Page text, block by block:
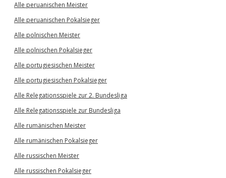
Alle peruanischen Meister
Alle peruanischen Pokalsieger
Alle polnischen Meister
Alle polnischen Pokalsieger
Alle portugiesischen Meister
Alle portugiesischen Pokalsieger
Alle Relegationsspiele zur 2. Bundesliga
Alle Relegationsspiele zur Bundesliga
Alle rumänischen Meister
Alle rumänischen Pokalsieger
Alle russischen Meister
Alle russischen Pokalsieger